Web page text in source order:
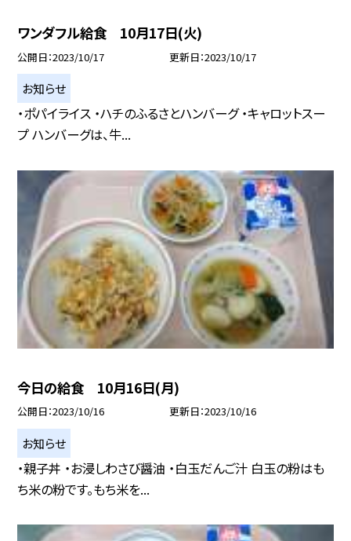
ワンダフル給食 10月17日(火)
公開日 2023/10/17 更新日 2023/10/17
お知らせ
・ポパイライス ・ハチのふるさとハンバーグ ・キャロットスー
プ ハンバーグは、牛...
今日の給食 10月16日(月)
公開日 2023/10/16 更新日 2023/10/16
お知らせ
・親子丼 ・お浸しわさび醤油 ・白玉だんご汁 白玉の粉はも
ち米の粉です。もち米を...